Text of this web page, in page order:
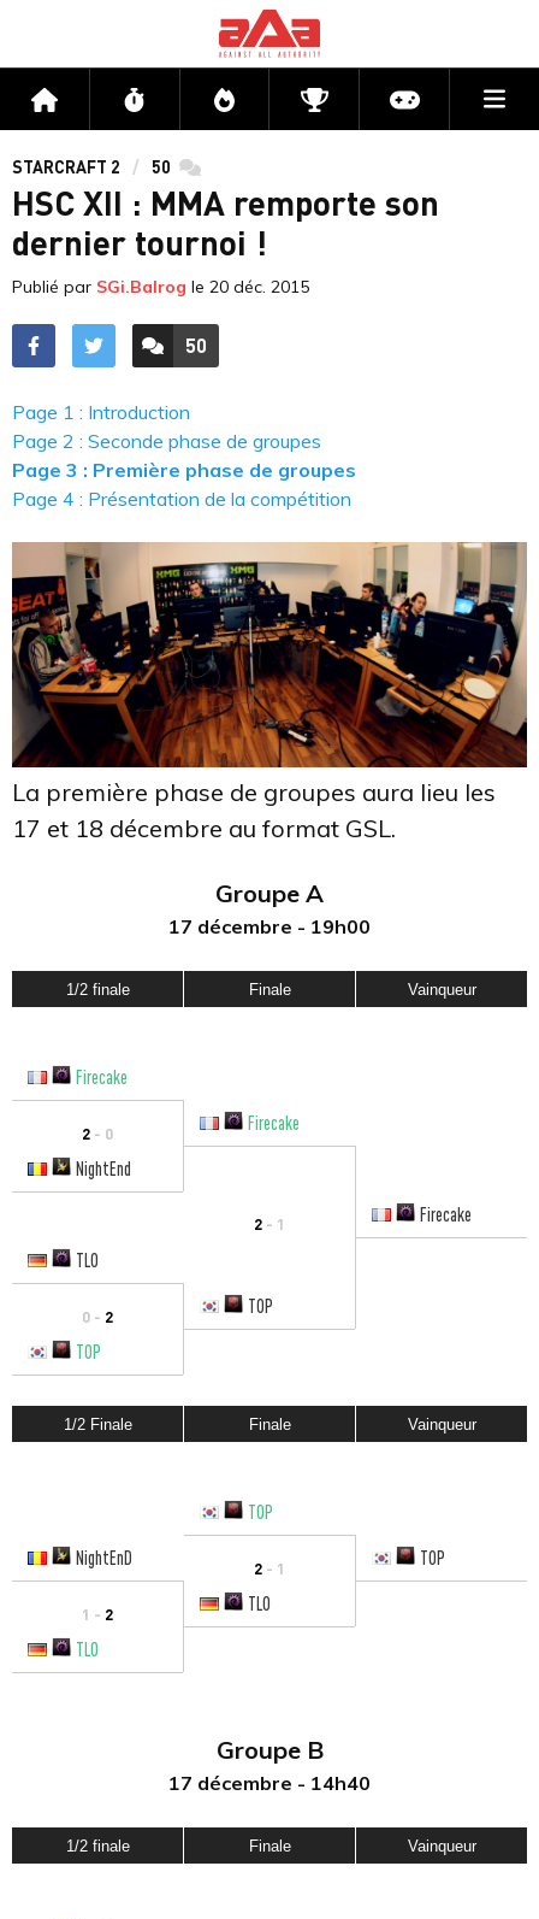
Accueil Flux Directs CompétitionsActu jeux
STARCRAFT 2 50 commentaires
HSC XII : MMA remporte son
dernier tournoi !
Publié par SGi.Balrog le 20 déc. 2015
ACCÉDER AUX
50
COMMENTAIRES
Page 1 : Introduction
Page 2 : Seconde phase de groupes
Page 3 : Première phase de groupes
Page 4 : Présentation de la compétition
La première phase de groupes aura lieu les
17 et 18 décembre au format GSL.
Groupe A
17 décembre - 19h00
1/2 finale Finale Vainqueur
Firecake
2 - 0
Firecake
NightEnd
2 - 1
Firecake
TLO
0 - 2
TOP
TOP
1/2 Finale Finale Vainqueur
TOP
NightEnD
2 - 1 TOP
1 - 2
TLO
TLO
Groupe B
17 décembre - 14h40
1/2 finale Finale Vainqueur